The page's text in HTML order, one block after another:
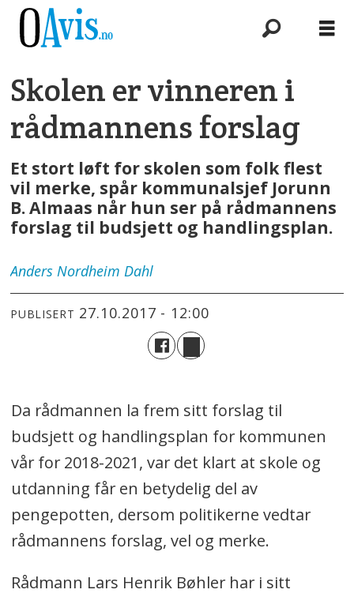
Skolen er vinneren i
rådmannens forslag
Et stort løft for skolen som folk flest
vil merke, spår kommunalsjef Jorunn
B. Almaas når hun ser på rådmannens
forslag til budsjett og handlingsplan.
Anders Nordheim Dahl
PUBLISERT 27.10.2017 - 12:00
Da rådmannen la frem sitt forslag til
budsjett og handlingsplan for kommunen
vår for 2018-2021, var det klart at skole og
utdanning får en betydelig del av
pengepotten, dersom politikerne vedtar
rådmannens forslag, vel og merke.
Rådmann Lars Henrik Bøhler har i sitt